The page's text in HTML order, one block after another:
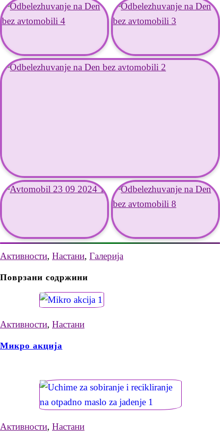
Активности, Настани, Галерија
Поврзани содржини
Активности, Настани
Микро акција
Активности, Настани